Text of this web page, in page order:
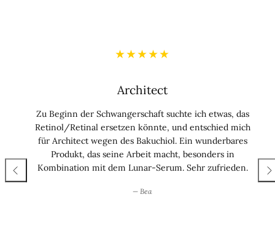
Lunar serum concentrate
Unzweifelhaft das am besten formulierte
Peptidserum mit sofortiger Wirkung, langfristigen
Vorteilen für gesunde Haut und hochverträglich für
hypersensible Hauttypen.